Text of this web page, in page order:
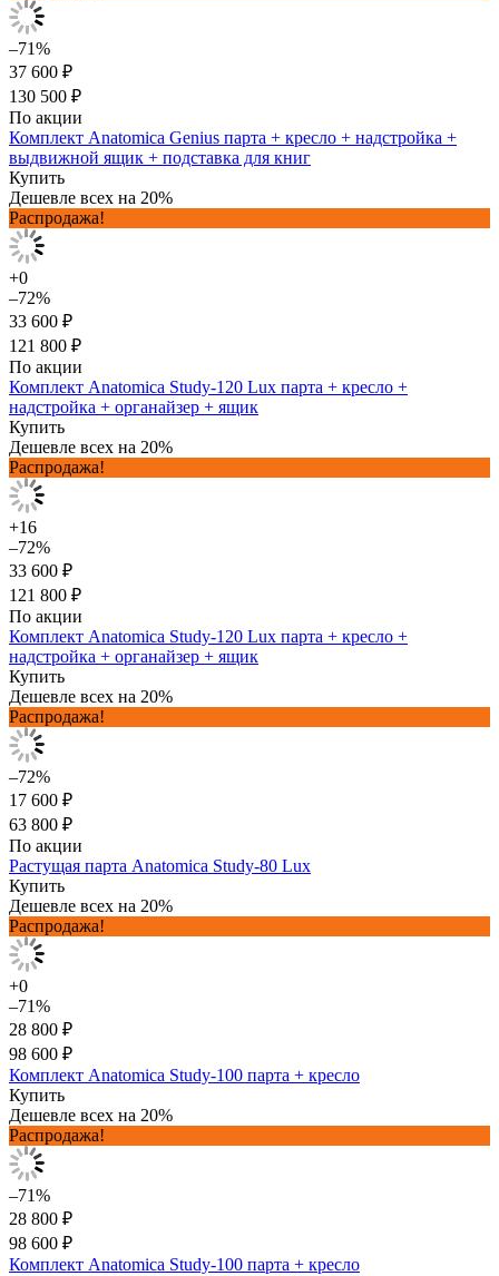
–71%
37 600 ₽
130 500 ₽
По акции
Комплект Anatomica Genius парта + кресло + надстройка +
выдвижной ящик + подставка для книг
Купить
Дешевле всех на 20%
Распродажа!
+0
–72%
33 600 ₽
121 800 ₽
По акции
Комплект Anatomica Study-120 Lux парта + кресло +
надстройка + органайзер + ящик
Купить
Дешевле всех на 20%
Распродажа!
+16
–72%
33 600 ₽
121 800 ₽
По акции
Комплект Anatomica Study-120 Lux парта + кресло +
надстройка + органайзер + ящик
Купить
Дешевле всех на 20%
Распродажа!
–72%
17 600 ₽
63 800 ₽
По акции
Растущая парта Anatomica Study-80 Lux
Купить
Дешевле всех на 20%
Распродажа!
+0
–71%
28 800 ₽
98 600 ₽
Комплект Anatomica Study-100 парта + кресло
Купить
Дешевле всех на 20%
Распродажа!
–71%
28 800 ₽
98 600 ₽
Комплект Anatomica Study-100 парта + кресло